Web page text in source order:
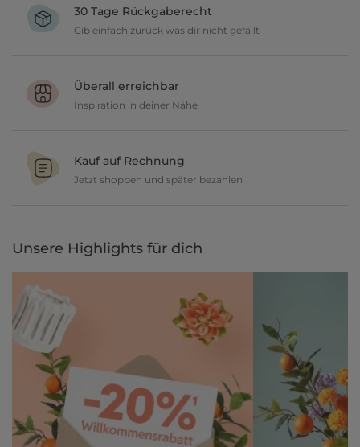
30 Tage Rückgaberecht
Gib einfach zurück was dir nicht gefällt
geben dir 30 Tage Zeit etwas zurückzusenden.
Überall erreichbar
Inspiration in deiner Nähe
und lasse dich inspirieren.
Kauf auf Rechnung
Jetzt shoppen und später bezahlen
Unsere Highlights für dich